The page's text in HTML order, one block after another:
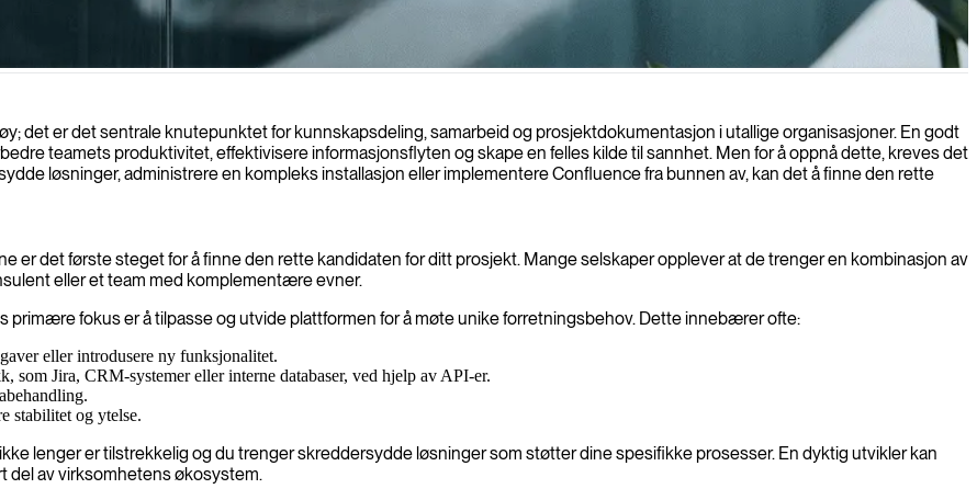
samarbeid, forbedre kunnskapshåndtering og frigjøre det fulle potensialet i arbeidsflyten din.
det er det sentrale knutepunktet for kunnskapsdeling, samarbeid og prosjektdokumentasjon i utallige organisasjoner. En godt
teamets produktivitet, effektivisere informasjonsflyten og skape en felles kilde til sannhet. Men for å oppnå dette, kreves det
løsninger, administrere en kompleks installasjon eller implementere Confluence fra bunnen av, kan det å finne den rette
er det første steget for å finne den rette kandidaten for ditt prosjekt. Mange selskaper opplever at de trenger en kombinasjon av
eller et team med komplementære evner.
fokus er å tilpasse og utvide plattformen for å møte unike forretningsbehov. Dette innebærer ofte:
eller introdusere ny funksjonalitet.
som Jira, CRM-systemer eller interne databaser, ved hjelp av API-er.
stabilitet og ytelse.
lenger er tilstrekkelig og du trenger skreddersydde løsninger som støtter dine spesifikke prosesser. En dyktig utvikler kan
del av virksomhetens økosystem.